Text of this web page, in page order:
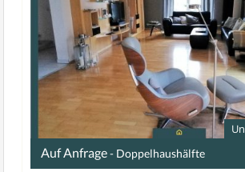
Auf Anfrage- Doppelhaushälfte